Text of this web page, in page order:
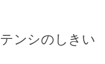
ンシのしきい